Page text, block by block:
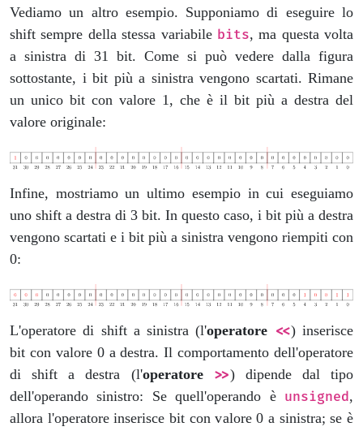
Vediamo un altro esempio. Supponiamo di eseguire lo
shift sempre della stessa variabile bits, ma questa volta
a sinistra di 31 bit. Come si può vedere dalla figura
sottostante, i bit più a sinistra vengono scartati. Rimane
un unico bit con valore 1, che è il bit più a destra del
valore originale:
Infine, mostriamo un ultimo esempio in cui eseguiamo
uno shift a destra di 3 bit. In questo caso, i bit più a destra
vengono scartati e i bit più a sinistra vengono riempiti con
0:
L'operatore di shift a sinistra (l'operatore <<) inserisce
bit con valore 0 a destra. Il comportamento dell'operatore
di shift a destra (l'operatore >>) dipende dal tipo
dell'operando sinistro: Se quell'operando è unsigned,
allora l'operatore inserisce bit con valore 0 a sinistra; se è